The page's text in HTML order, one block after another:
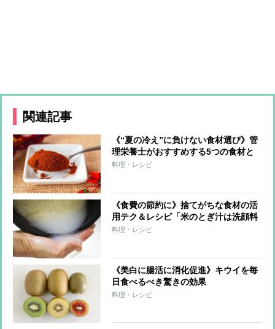
関連記事
《“夏の冷え”に負けない食材選び》管
理栄養士がおすすめする5つの食材と
食べ方「麺類には卵をプラス」「甘酒
料理・レシピ
《食費の節約に》捨てがちな食材の活
用テク＆レシピ「米のとぎ汁は洗顔料
から掃除まで幅広く活用」「卵の殻は
料理・レシピ
《美白に腸活に消化促進》キウイを毎
日食べるべき驚きの効果
料理・レシピ